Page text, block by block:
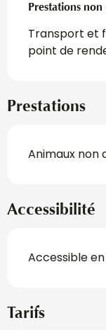
Prestations non
Prestations non
Transport et
point de
Prestations
Animaux non
Accessibilité
Accessible
Tarifs